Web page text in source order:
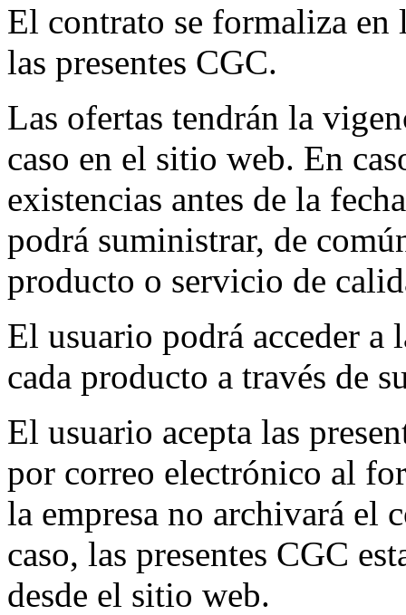
El contrato se formaliza en
las presentes CGC.
Las ofertas tendrán la
caso en el sitio web. En
existencias antes de la
podrá suministrar, de
producto o servicio de
El usuario podrá acceder a
cada producto a través de
El usuario acepta las
por correo electrónico al
la empresa no archivará el
caso, las presentes CGC
desde el sitio web.